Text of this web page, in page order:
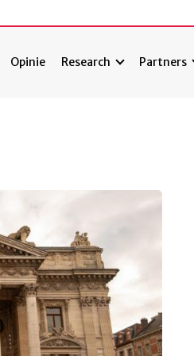
Opinie Research Partners